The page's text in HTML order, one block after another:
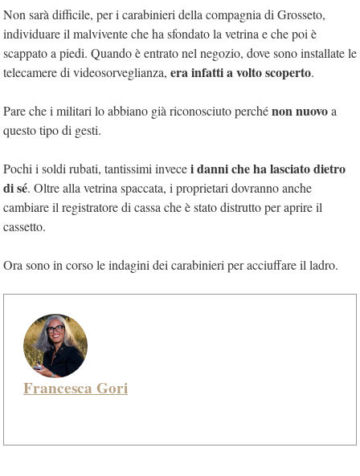
Non sarà difficile, per i carabinieri della compagnia di Grosseto,
individuare il malvivente che ha sfondato la vetrina e che poi è
scappato a piedi. Quando è entrato nel negozio, dove sono installate le
telecamere di videosorveglianza, era infatti a volto scoperto.
Pare che i militari lo abbiano già riconosciuto perchénon nuovoa
questo tipo di gesti.
Pochi i soldi rubati, tantissimi invecei danni che ha lasciato dietro
di sé. Oltre alla vetrina spaccata, i proprietari dovranno anche
cambiare il registratore di cassa che è stato distrutto per aprire il
cassetto.
Ora sono in corso le indagini dei carabinieri per acciuffare il ladro.
Francesca Gori